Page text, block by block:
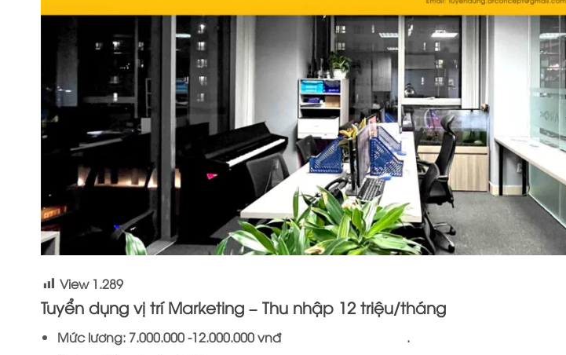
View 1.289
Tuyển dụng vị trí Marketing – Thu nhập
Mức lương:7.000.000 -12.000.000 vnđ .